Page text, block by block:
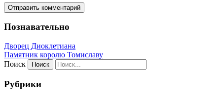
Познавательно
Дворец Диоклетиана
Памятник королю Томиславу
Поиск
Рубрики